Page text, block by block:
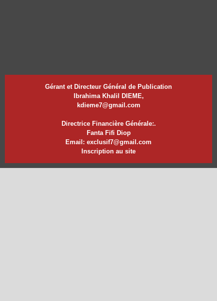
Gérant et Directeur Général de Publication
Ibrahima Khalil DIEME,
kdieme7@gmail.com
Directrice Financière Générale:.
Fanta Fifi Diop
Email: exclusif7@gmail.com
Inscription au site